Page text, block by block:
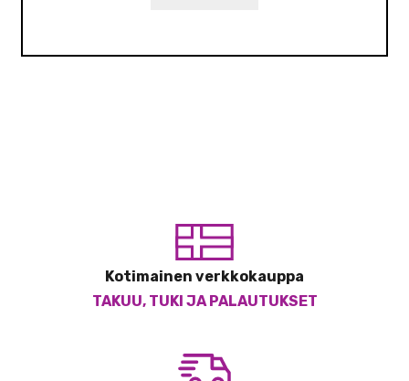
Kotimainen verkkokauppa
TAKUU, TUKI JA PALAUTUKSET